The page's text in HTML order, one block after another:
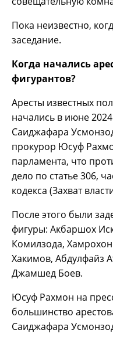
Пока неизвестно,
заседание.
Когда начались
фигурантов?
Аресты известных
начались в июне
Саиджафара
прокурор Юсуф
парламента, что
дело по статье 306,
кодекса (Захват
После этого были
фигуры: Акбаршох
Комилзода,
Хакимов, Абдулфайз
Джамшед Боев.
Юсуф Рахмон на
большинство
Саиджафара